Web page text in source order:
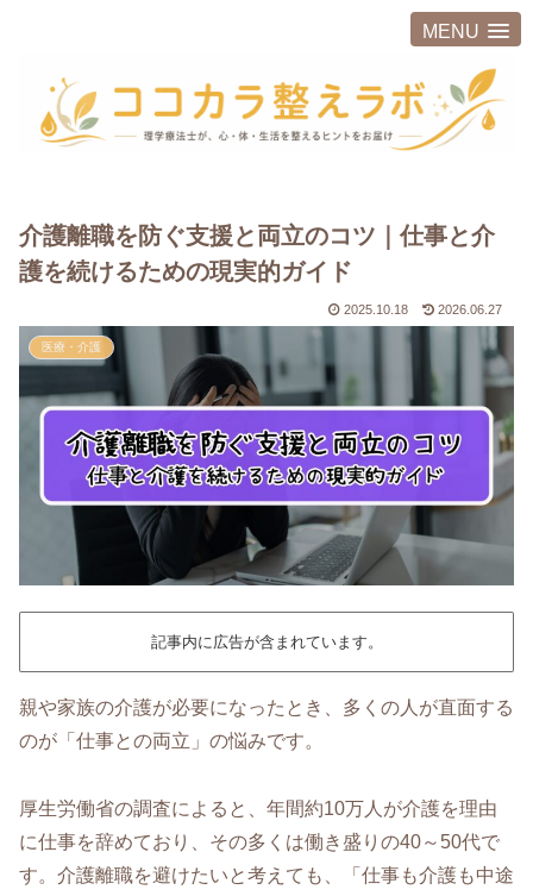
MENU
介護離職を防ぐ支援と両立のコツ｜仕事と介
護を続けるための現実的ガイド
2025.10.18 2026.06.27
医療・介護
記事内に広告が含まれています。
親や家族の介護が必要になったとき、多くの人が直面する
のが「仕事との両立」の悩みです。
厚生労働省の調査によると、年間約10万人が介護を理由
に仕事を辞めており、その多くは働き盛りの40～50代で
す。介護離職を避けたいと考えても、「仕事も介護も中途